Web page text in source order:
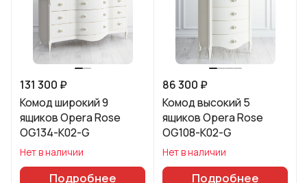
131 300 ₽
Комод широкий 9
ящиков Opera Rose
OG134-K02-G
Нет в наличии
Подробнее
86 300 ₽
Комод высокий 5
ящиков Opera Rose
OG108-K02-G
Нет в наличии
Подробнее